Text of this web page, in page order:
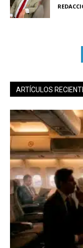
No
ARTÍCULOS